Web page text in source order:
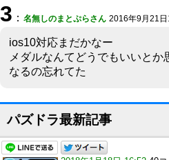
3 ： 名無しのまとぷらさん 2016年9月21
ios10対応まだかなー
メダルなんてどうでもいいとか
なるの忘れてた
パズドラ最新記事